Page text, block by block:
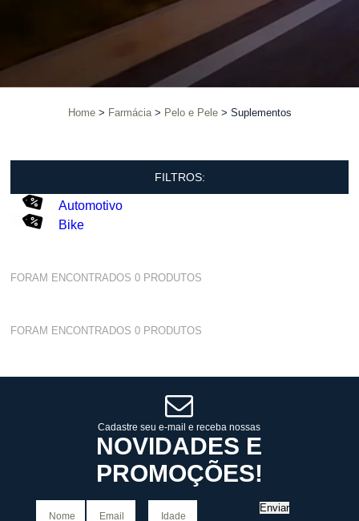
Home Farmácia Pelo e Pele Suplementos
FILTROS:
Automotivo
Bike
FORAM ENCONTRADOS0 PRODUTOS
FORAM ENCONTRADOS0 PRODUTOS
Cadastre seu e-mail e receba nossas
NOVIDADES E
PROMOÇÕES!
Enviar